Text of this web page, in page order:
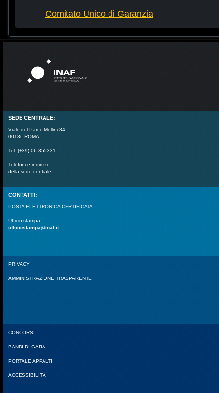
Comitato Unico di Garanzia
SEDE CENTRALE:
Viale del Parco Mellini 84
00136 ROMA
Tel. (+39) 06 355331
Telefoni e indirizzi
della sede centrale
CONTATTI:
POSTA ELETTRONICA CERTIFICATA
Ufficio stampa:
ufficiostampa@inaf.it
PRIVACY
AMMINISTRAZIONE TRASPARENTE
CONCORSI
BANDI DI GARA
PORTALE APPALTI
ACCESSIBILITÀ